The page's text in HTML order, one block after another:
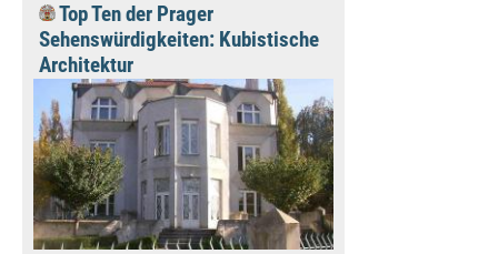
Top Ten der Prager
Sehenswürdigkeiten: Kubistische
Architektur